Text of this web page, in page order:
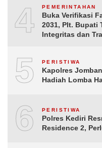
4 PEMERINTAHAN
Buka Verifikasi
2031, Plt. Bupati
Integritas dan
5 PERISTIWA
Kapolres
Hadiah Lomba
6 PERISTIWA
Polres Kediri
Residence 2,